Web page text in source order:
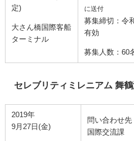
定)
大さん橋国際客船
ターミナル
に送付
募集締切：令
有効
募集人数：60
セレブリティミレニアム 舞
2019年
9月27日(金)
問い合わせ先
国際交流課